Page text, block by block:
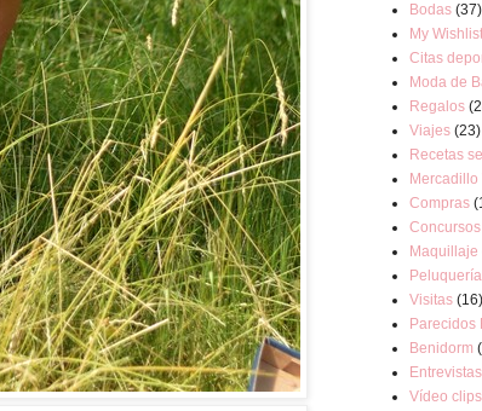
Bodas (37)
My Wishlist
Citas
Moda de
Regalos
Viajes (23)
Recetas
Mercadillo
Compras
Concursos
Maquillaje
Peluquería
Visitas (16)
Parecidos
Benidorm
Entrevistas
Vídeo clips